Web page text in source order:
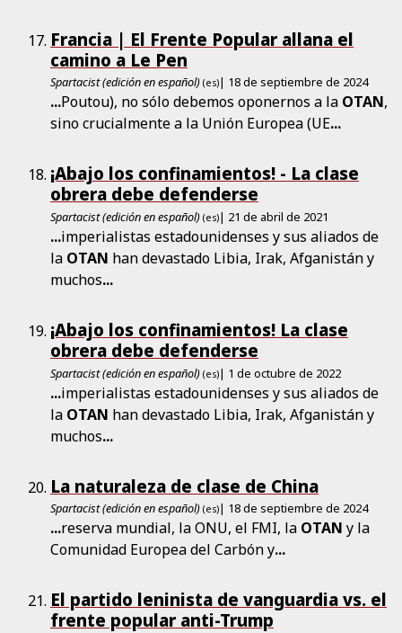
Francia | El Frente Popular allana el
camino a Le Pen
Spartacist (edición en español) (es)| 18 de septiembre de 2024
...Poutou), no sólo debemos oponernos a la OTAN,
sino crucialmente a la Unión Europea (UE...
¡Abajo los confinamientos! - La clase
obrera debe defenderse
Spartacist (edición en español) (es)| 21 de abril de 2021
...imperialistas estadounidenses y sus aliados de
la OTAN han devastado Libia, Irak, Afganistán y
muchos...
¡Abajo los confinamientos! La clase
obrera debe defenderse
Spartacist (edición en español) (es)| 1 de octubre de 2022
...imperialistas estadounidenses y sus aliados de
la OTAN han devastado Libia, Irak, Afganistán y
muchos...
La naturaleza de clase de China
Spartacist (edición en español) (es)| 18 de septiembre de 2024
...reserva mundial, la ONU, el FMI, la OTAN y la
Comunidad Europea del Carbón y...
El partido leninista de vanguardia vs. el
frente popular anti-Trump